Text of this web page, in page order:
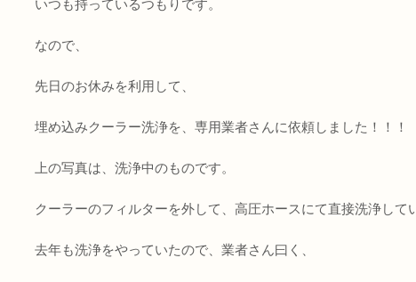
いつも持っているつもりです。
なので、
先日のお休みを利用して、
埋め込みクーラー洗浄を、専用業者さんに依頼しました！！！
上の写真は、洗浄中のものです。
クーラーのフィルターを外して、高圧ホースにて直接洗浄して
去年も洗浄をやっていたので、業者さん曰く、